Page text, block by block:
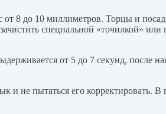
8 до 10 миллиметров. Торцы и
специальной «точилкой»
от 5 до 7 секунд, после
и не пытаться его корректировать.